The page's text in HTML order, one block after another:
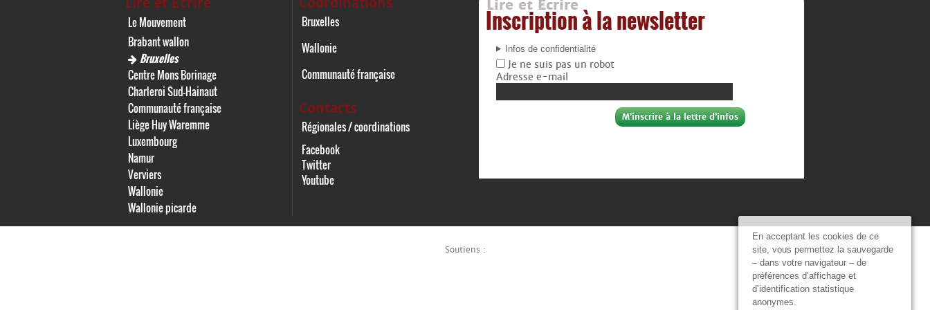
En acceptant les cookies de ce
site, vous permettez la sauvegarde
– dans votre navigateur – de
préférences d’affichage et
d’identification statistique
anonymes.
Le Mouvement
Brabant wallon
Bruxelles
Centre Mons Borinage
Charleroi Sud-Hainaut
Communauté française
Liège Huy Waremme
Luxembourg
Namur
Verviers
Wallonie
Wallonie picarde
Bruxelles
Wallonie
Communauté française
Contacts
Régionales / coordinations
Facebook
Twitter
Youtube
Lire et Écrire
Inscription à la newsletter
Infos de confidentialité
Je ne suis pas un robot
Adresse e-mail
Soutiens :